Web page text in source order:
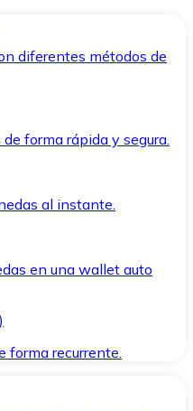
diferentes métodos de
forma rápida y segura.
al instante.
en una wallet auto
forma recurrente.